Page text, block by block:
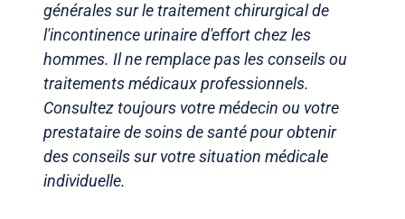
générales sur le traitement chirurgical de
l'incontinence urinaire d'effort chez les
hommes. Il ne remplace pas les conseils ou
traitements médicaux professionnels.
Consultez toujours votre médecin ou votre
prestataire de soins de santé pour obtenir
des conseils sur votre situation médicale
individuelle.